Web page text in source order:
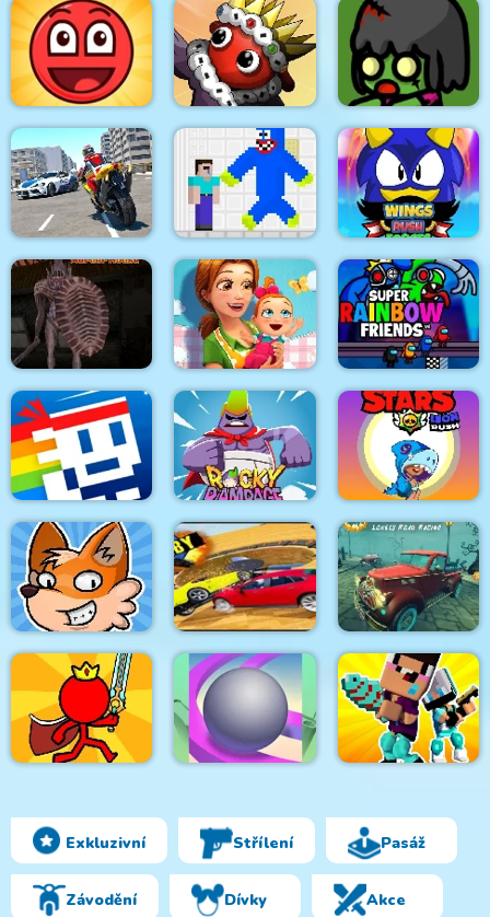
Bears Adventures
Police Drift Car
Driving Stunt Game
Red and Green
Rainbow
Red Ball 6 : Bounce
Ball
Dibbles For the
Greater Good
Red vs Dead
Bike Racing Bike
Stunt Games
Noob vs Blue
Monster
Wings Rush Forces
Trapped In Hell:
Murder House
Delicious: Emily's
New Beginning
Super Rainbow
Friends
Tomb of the Mask
Neon
Rocky Rampage Brawl Stars Leon Run
Foxy Land 2
Sky Car Demolition
2019
Halloween Lonely
Road Racing
Red Stickman:
Fighting Stick
Tenkyu Hole 3d
rolling ball
Noob vs Pro
Challenge
Exkluzivní Střílení Pasáž
Závodění Dívky Akce